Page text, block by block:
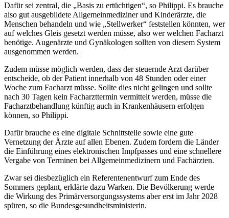
Dafür sei zentral, die „Basis zu ertüchtigen“, so Philippi. Es brauche
also gut ausgebildete Allgemeinmediziner und Kinderärzte, die
Menschen behandeln und wie „Stellwerker“ feststellen könnten, wer
auf welches Gleis gesetzt werden müsse, also wer welchen Facharzt
benötige. Augenärzte und Gynäkologen sollten von diesem System
ausgenommen werden.
Zudem müsse möglich werden, dass der steuernde Arzt darüber
entscheide, ob der Patient innerhalb von 48 Stunden oder einer
Woche zum Facharzt müsse. Sollte dies nicht gelingen und sollte
nach 30 Tagen kein Facharzttermin vermittelt werden, müsse die
Facharztbehandlung künftig auch in Krankenhäusern erfolgen
können, so Philippi.
Dafür brauche es eine digitale Schnittstelle sowie eine gute
Vernetzung der Ärzte auf allen Ebenen. Zudem fordern die Länder
die Einführung eines elektronischen Impfpasses und eine schnellere
Vergabe von Terminen bei Allgemeinmedizinern und Fachärzten.
Zwar sei diesbezüglich ein Referentenentwurf zum Ende des
Sommers geplant, erklärte dazu Warken. Die Bevölkerung werde
die Wirkung des Primärversorgungssystems aber erst im Jahr 2028
spüren, so die Bundesgesundheitsministerin.